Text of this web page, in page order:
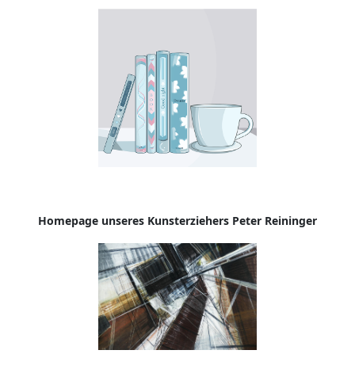
Homepage unseres Kunsterziehers Peter Reininger